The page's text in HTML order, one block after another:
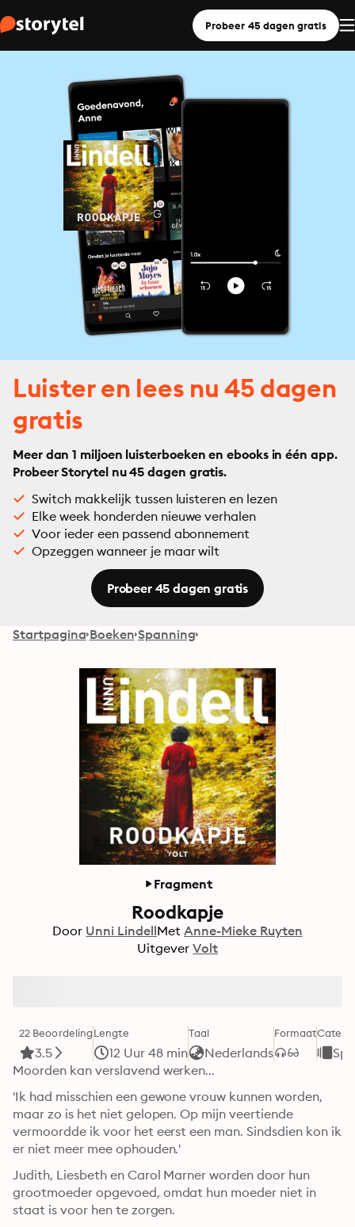
Probeer 45 dagen gratis
Luister en lees nu 45 dagen
gratis
Meer dan 1 miljoen luisterboeken en ebooks in één app.
Probeer Storytel nu 45 dagen gratis.
Switch makkelijk tussen luisteren en lezen
Elke week honderden nieuwe verhalen
Voor ieder een passend abonnement
Opzeggen wanneer je maar wilt
Probeer 45 dagen gratis
Startpagina Boeken Spanning
Fragment
Roodkapje
Door Unni LindellMet Anne-Mieke Ruyten
Uitgever Volt
22 Beoordeling
3.5
Lengte
12 Uur 48 min
Taal
Nederlands
Formaat
Moorden kan verslavend werken...
'Ik had misschien een gewone vrouw kunnen worden,
maar zo is het niet gelopen. Op mijn veertiende
vermoordde ik voor het eerst een man. Sindsdien kon ik
Judith, Liesbeth en Carol Marner worden door hun
grootmoeder opgevoed, omdat hun moeder niet in